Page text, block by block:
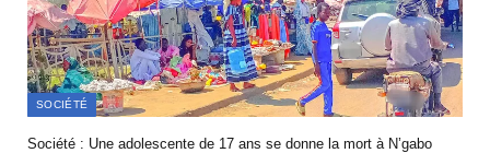
SOCIÉTÉ
Société : Une adolescente de 17 ans se donne la mort à N’gabo